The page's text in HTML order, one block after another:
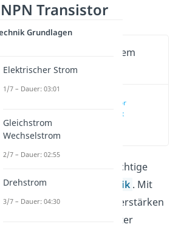
NPN Transistor
Wichtige Inhalte in diesem
Video
NPN Transistor
einfach erklärt
sind wichtige
Bauteile der Elektrotechnik . Mit
ihnen kannst du Ströme verstärken
oder sie als ON/OFF-Schalter
Grundlagen
Elektrischer Strom
1/7 – Dauer: 03:01
Gleichstrom
Wechselstrom
2/7 – Dauer: 02:55
Drehstrom
3/7 – Dauer: 04:30